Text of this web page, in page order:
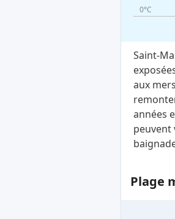
0°C
Saint-
aux
années
peuvent
Plage